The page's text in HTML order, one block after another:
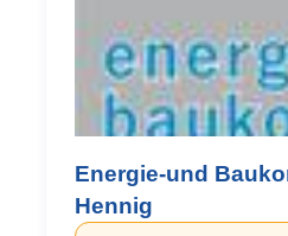
Energie-und
Hennig